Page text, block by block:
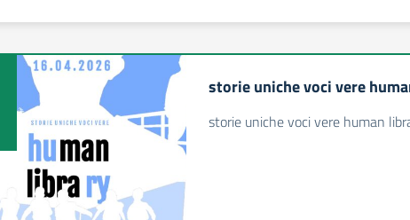
storie uniche voci vere
storie uniche voci vere human